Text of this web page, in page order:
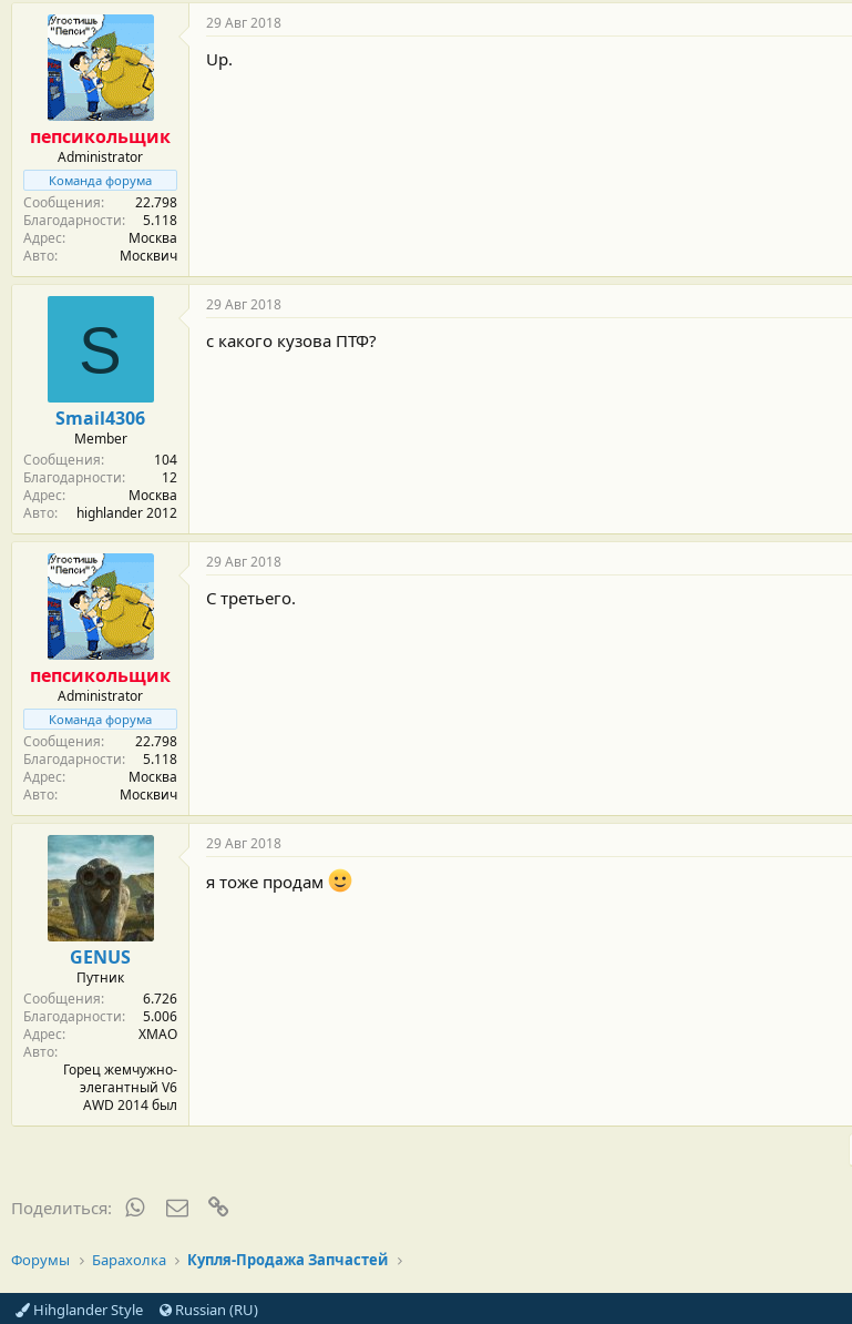
пепсикольщик
Administrator
Команда форума
Сообщения
22.798
Благодарности
5.118
Адрес
Москва
Авто
Москвич
29 Авг 2018
Up.
S
Smail4306
Member
Сообщения
104
Благодарности
12
Адрес
Москва
Авто
highlander 2012
29 Авг 2018
с какого кузова ПТФ?
пепсикольщик
Administrator
Команда форума
Сообщения
22.798
Благодарности
5.118
Адрес
Москва
Авто
Москвич
29 Авг 2018
С третьего.
GENUS
Путник
Сообщения
6.726
Благодарности
5.006
Адрес
ХМАО
Авто
Горец жемчужно-
элегантный V6
AWD 2014 был
29 Авг 2018
я тоже продам
Поделиться: WhatsAppЭлектронная почта
Форумы Барахолка Купля-Продажа Запчастей
Hihglander Style Russian (RU)